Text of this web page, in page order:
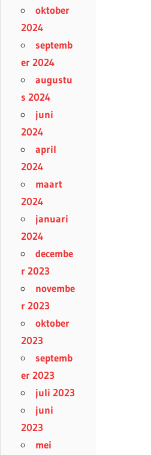
oktober
2024
septemb
er 2024
augustu
s 2024
juni
2024
april
2024
maart
2024
januari
2024
decembe
r 2023
novembe
r 2023
oktober
2023
septemb
er 2023
juli 2023
juni
2023
mei